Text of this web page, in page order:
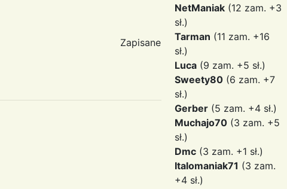
Zapisane
NetManiak (12 zam. +3
sł.)
Tarman (11 zam. +16
sł.)
Luca (9 zam. +5 sł.)
Sweety80 (6 zam. +7
sł.)
Gerber (5 zam. +4 sł.)
Muchajo70 (3 zam. +5
sł.)
Dmc (3 zam. +1 sł.)
Italomaniak71 (3 zam.
+4 sł.)